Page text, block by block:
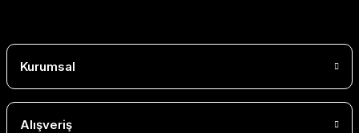
Kurumsal
Alışveriş